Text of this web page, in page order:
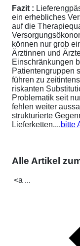
Fazit :
ein erhebliches
auf die
können nur grob
Ärztinnen und
Einschränkungen
Patientengruppen
führen zu
riskanten
Problematik seit
fehlen weiter
strukturierte
Lieferketten....bitte
Alle Artikel
<a ...